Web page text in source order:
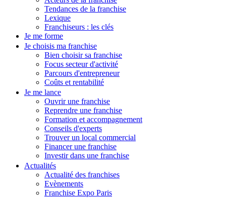
Tendances de la franchise
Lexique
Franchiseurs : les clés
Je me forme
Je choisis ma franchise
Bien choisir sa franchise
Focus secteur d'activité
Parcours d'entrepreneur
Coûts et rentabilité
Je me lance
Ouvrir une franchise
Reprendre une franchise
Formation et accompagnement
Conseils d'experts
Trouver un local commercial
Financer une franchise
Investir dans une franchise
Actualités
Actualité des franchises
Evènements
Franchise Expo Paris